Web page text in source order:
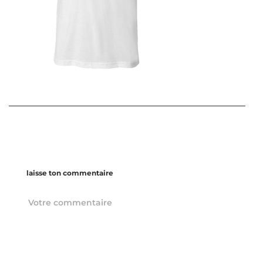
laisse ton commentaire